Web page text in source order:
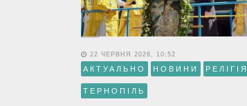
22 ЧЕРВНЯ 2026, 10:52
АКТУАЛЬНО НОВИНИ РЕЛІГІЯ
ТЕРНОПІЛЬ